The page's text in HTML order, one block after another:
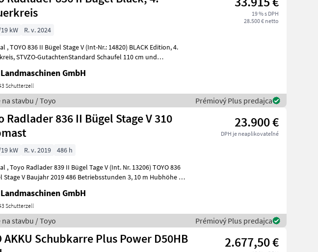
19 % s DPH
28.500 € netto
kW
R. v. 2024
Edition, 4.
Schaufel 110 cm und
GmbH
Schutterzell
stavbu / Toyo Prémiový Plus predajca
Radlader 836 II Bügel Stage V 310
23.900 €
DPH je neaplikovateľné
kW R. v. 2019
486 h
TOYO 836
V Baujahr 2019 486 Betriebsstunden 3, 10 m Hubhöhe /
GmbH
Schutterzell
stavbu / Toyo Prémiový Plus predajca
AKKU Schubkarre Plus Power D50HB
2.677,50 €